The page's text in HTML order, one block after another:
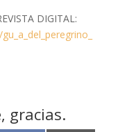
DIGITAL:
gracias.